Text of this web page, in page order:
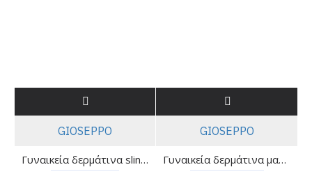
GIOSEPPO
Γυναικεία δερμάτινα slingback cut out - Gioseppo Rothbury 79209
GIOSEPPO
Γυναικεία δερμάτινα μαύρα πλεκτά loafers - Gioseppo Wabasha 79108